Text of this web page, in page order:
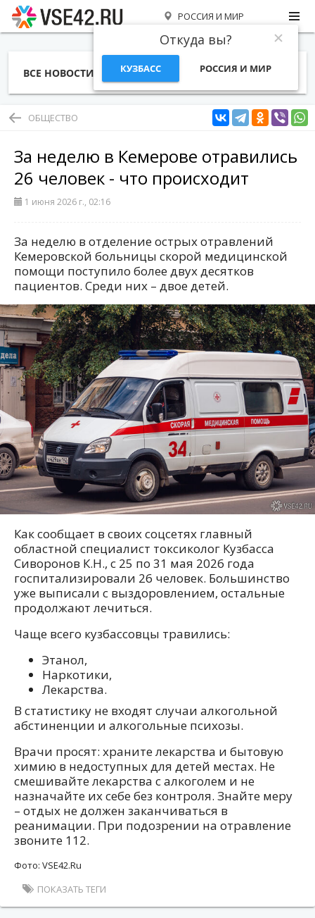
РОССИЯ И МИР
Откуда вы?
КУЗБАСС РОССИЯ И МИР
ВСЕ НОВОСТИ СТАТЬИ ТЕМЫ ФОТО
ОБЩЕСТВО
За неделю в Кемерове отравились
26 человек - что происходит
1 июня 2026 г., 02:16
За неделю в отделение острых отравлений
Кемеровской больницы скорой медицинской
помощи поступило более двух десятков
пациентов. Среди них – двое детей.
Как сообщает в своих соцсетях главный
областной специалист токсиколог Кузбасса
Сиворонов К.Н., с 25 по 31 мая 2026 года
госпитализировали 26 человек. Большинство
уже выписали с выздоровлением, остальные
продолжают лечиться.
Чаще всего кузбассовцы травились:
Этанол,
Наркотики,
Лекарства.
В статистику не входят случаи алкогольной
абстиненции и алкогольные психозы.
Врачи просят: храните лекарства и бытовую
химию в недоступных для детей местах. Не
смешивайте лекарства с алкоголем и не
назначайте их себе без контроля. Знайте меру
– отдых не должен заканчиваться в
реанимации. При подозрении на отравление
звоните 112.
Фото: VSE42.Ru
ПОКАЗАТЬ ТЕГИ